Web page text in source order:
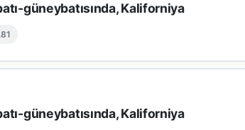
güneybatısında, Kaliforniya
güneybatısında, Kaliforniya